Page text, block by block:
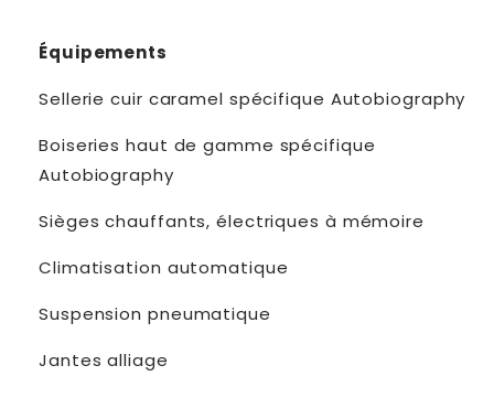
Équipements
Sellerie cuir caramel spécifique Autobiography
Boiseries haut de gamme spécifique
Autobiography
Sièges chauffants, électriques à mémoire
Climatisation automatique
Suspension pneumatique
Jantes alliage